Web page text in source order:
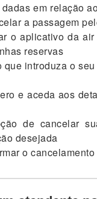
em relação
a passagem
o aplicativo da
reservas
que introduza o
e aceda aos
de cancelar
desejada
o